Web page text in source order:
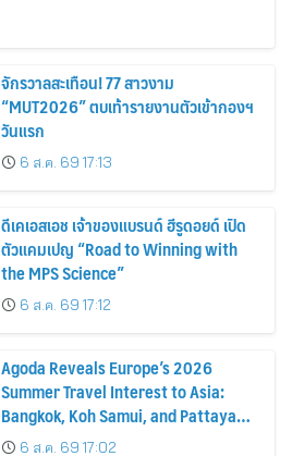
จักรวาลสะเทือน! 77 สาวงาม
“MUT2026” ตบเท้ารายงานตัวเข้ากองฯ
วันแรก
6 ส.ค. 69 17:13
ดีเคเอสเอช เจ้าของแบรนด์ ฮีรูดอยด์ เปิด
ตัวแคมเปญ “Road to Winning with
the MPS Science”
6 ส.ค. 69 17:12
Agoda Reveals Europe’s 2026
Summer Travel Interest to Asia:
Bangkok, Koh Samui, and Pattaya
Among the Top Cities
6 ส.ค. 69 17:02